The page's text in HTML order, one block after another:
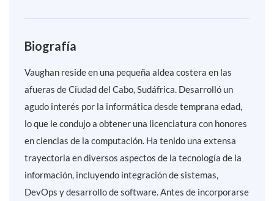
Biografía
Vaughan reside en una pequeña aldea costera en las
afueras de Ciudad del Cabo, Sudáfrica. Desarrolló un
agudo interés por la informática desde temprana edad,
lo que le condujo a obtener una licenciatura con honores
en ciencias de la computación. Ha tenido una extensa
trayectoria en diversos aspectos de la tecnología de la
información, incluyendo integración de sistemas,
DevOps y desarrollo de software. Antes de incorporarse